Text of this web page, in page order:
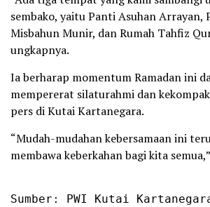
sembako, yaitu Panti Asuhan Arrayan,
Misbahun Munir, dan Rumah Tahfiz
ungkapnya.
Ia berharap momentum Ramadan ini
mempererat silaturahmi dan
pers di Kutai Kartanegara.
“Mudah-mudahan kebersamaan ini
membawa keberkahan bagi kita
Sumber: PWI Kutai